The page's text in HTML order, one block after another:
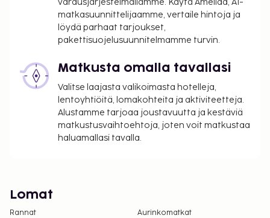
varausjärjestelmällämme. Käytä Ameliaa, AI-
matkasuunnittelijaamme, vertaile hintoja ja
löydä parhaat tarjoukset,
pakettisuojelusuunnitelmamme turvin.
Matkusta omalla tavallasi
Valitse laajasta valikoimasta hotelleja,
lentoyhtiöitä, lomakohteita ja aktiviteetteja.
Alustamme tarjoaa joustavuutta ja kestäviä
matkustusvaihtoehtoja, joten voit matkustaa
haluamallasi tavalla.
Lomat
Rannat
Aurinkomatkat